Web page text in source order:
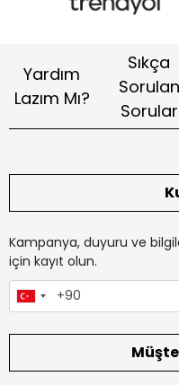
Yardım
Lazım Mı?
Sıkça
Sorulan
Sorular
Kampanya, duyuru ve
için kayıt olun.